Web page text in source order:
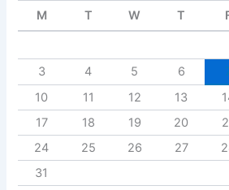
M T W T
3
4 5 6
10
11 12 13
17
18 19 20
24
25 26 27
31